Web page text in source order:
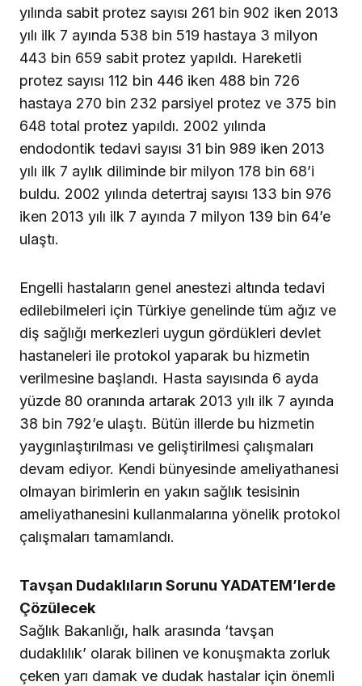
yılında sabit protez sayısı 261 bin 902 iken 2013
yılı ilk 7 ayında 538 bin 519 hastaya 3 milyon
443 bin 659 sabit protez yapıldı. Hareketli
protez sayısı 112 bin 446 iken 488 bin 726
hastaya 270 bin 232 parsiyel protez ve 375 bin
648 total protez yapıldı. 2002 yılında
endodontik tedavi sayısı 31 bin 989 iken 2013
yılı ilk 7 aylık diliminde bir milyon 178 bin 68’i
buldu. 2002 yılında detertraj sayısı 133 bin 976
iken 2013 yılı ilk 7 ayında 7 milyon 139 bin 64’e
ulaştı.
Engelli hastaların genel anestezi altında tedavi
edilebilmeleri için Türkiye genelinde tüm ağız ve
diş sağlığı merkezleri uygun gördükleri devlet
hastaneleri ile protokol yaparak bu hizmetin
verilmesine başlandı. Hasta sayısında 6 ayda
yüzde 80 oranında artarak 2013 yılı ilk 7 ayında
38 bin 792’e ulaştı. Bütün illerde bu hizmetin
yaygınlaştırılması ve geliştirilmesi çalışmaları
devam ediyor. Kendi bünyesinde ameliyathanesi
olmayan birimlerin en yakın sağlık tesisinin
ameliyathanesini kullanmalarına yönelik protokol
çalışmaları tamamlandı.
Tavşan Dudaklıların Sorunu YADATEM’lerde
Çözülecek
Sağlık Bakanlığı, halk arasında ‘tavşan
dudaklılık’ olarak bilinen ve konuşmakta zorluk
çeken yarı damak ve dudak hastalar için önemli